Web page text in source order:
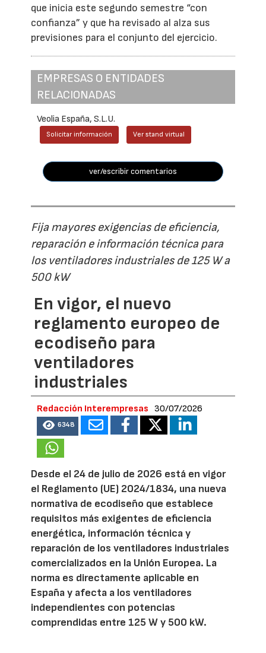
que inicia este segundo semestre “con
confianza” y que ha revisado al alza sus
previsiones para el conjunto del ejercicio.
EMPRESAS O ENTIDADES
RELACIONADAS
Veolia España, S.L.U.
Solicitar información Ver stand virtual
ver/escribir comentarios
Fija mayores exigencias de eficiencia,
reparación e información técnica para
los ventiladores industriales de 125 W a
500 kW
En vigor, el nuevo
reglamento europeo de
ecodiseño para
ventiladores
industriales
Redacción Interempresas 30/07/2026
6348
Desde el 24 de julio de 2026 está en vigor
el Reglamento (UE) 2024/1834, una nueva
normativa de ecodiseño que establece
requisitos más exigentes de eficiencia
energética, información técnica y
reparación de los ventiladores industriales
comercializados en la Unión Europea. La
norma es directamente aplicable en
España y afecta a los ventiladores
independientes con potencias
comprendidas entre 125 W y 500 kW.